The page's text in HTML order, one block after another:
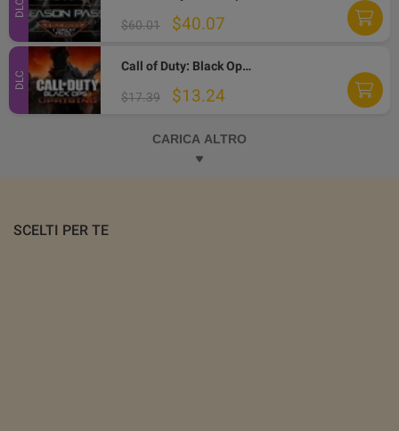
DLC
$60.01 $40.07
DLC
Call of Duty: Black Ops II - Uprising DLC Steam Altergift
$17.39 $13.24
CARICA ALTRO
SCELTI PER TE